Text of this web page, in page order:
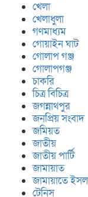
খেলা
খেলাধুলা
গণমাধ্যম
গোয়াইন ঘাট
গোলাপ গঞ্জ
গোলাপগঞ্জ
চাকরি
চিত্র বিচিত্র
জগন্নাথপুর
জনপ্রিয় সংবাদ
জমিয়ত
জাতীয়
জাতীয় পার্টি
জামায়াত
জামায়াতে
টেনিস